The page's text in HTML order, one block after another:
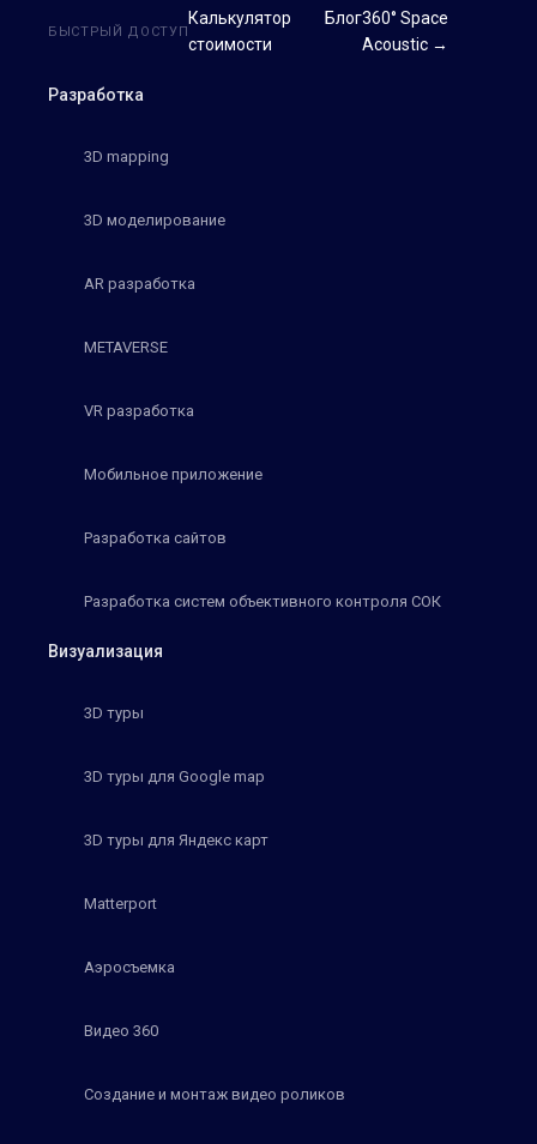
Разработка
3D mapping
3D моделирование
AR разработка
METAVERSE
VR разработка
Мобильное приложение
Разработка сайтов
Разработка систем объективного контроля СОК
Визуализация
3D туры
3D туры для Google map
3D туры для Яндекс карт
Matterport
Аэросъемка
Видео 360
Создание и монтаж видео роликов
БЫСТРЫЙ ДОСТУП
Калькулятор
стоимости
Блог360° Space
Acoustic →